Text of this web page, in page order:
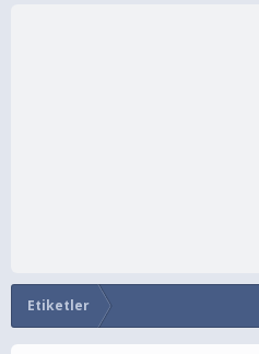
Etiketler